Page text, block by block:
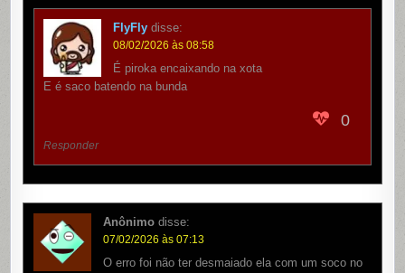
FlyFly disse:
08/02/2026 às 08:58
É piroka encaixando na xota
E é saco batendo na bunda
0
Responder
Anônimo disse:
07/02/2026 às 07:13
O erro foi não ter desmaiado ela com um soco no